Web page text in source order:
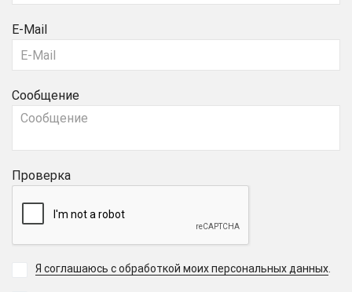
E-Mail
Сообщение
Проверка
Я соглашаюсь с обработкой моих персональных данных